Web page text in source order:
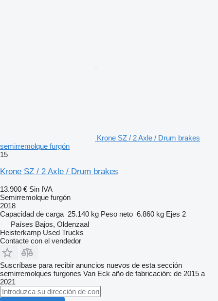
Krone SZ / 2 Axle / Drum brakes
semirremolque furgón
15
Krone SZ / 2 Axle / Drum brakes
13.900 € Sin IVA
Semirremolque furgón
2018
Capacidad de carga 25.140 kg Peso neto 6.860 kg Ejes 2
Países Bajos, Oldenzaal
Heisterkamp Used Trucks
Contacte con el vendedor
Suscríbase para recibir anuncios nuevos de esta sección
semirremolques furgones Van Eck año de fabricación: de 2015 a
2021